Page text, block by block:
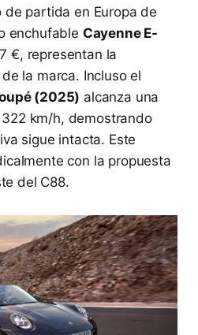
de partida en Europa de
enchufable Cayenne E-
€, representan la
la marca. Incluso el
(2025) alcanza una
km/h, demostrando
sigue intacta. Este
con la propuesta
del C88.